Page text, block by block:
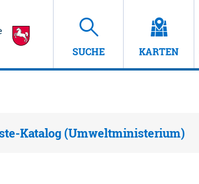
SUCHE KARTEN
Katalog (Umweltministerium)